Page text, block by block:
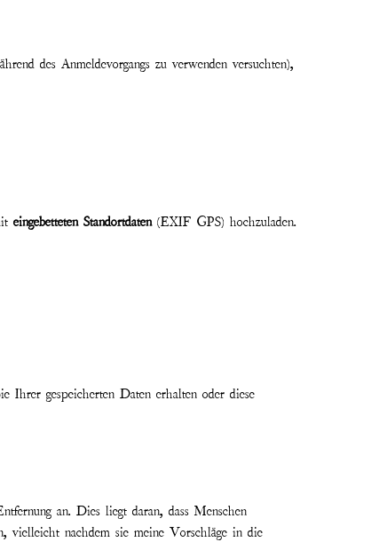
des Anmeldevorgangs zu verwenden versuchten),
eingebetteten Standortdaten(EXIF GPS) hochzuladen.
Ihrer gespeicherten Daten erhalten oder diese
an. Dies liegt daran, dass Menschen
vielleicht nachdem sie meine Vorschläge in die